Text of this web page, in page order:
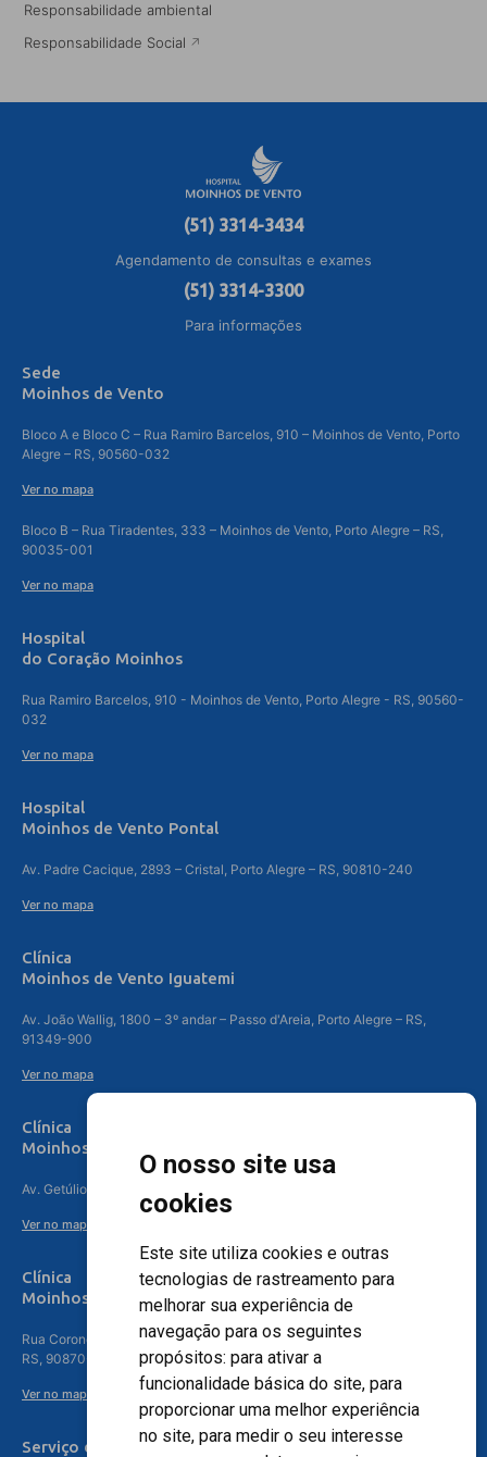
O nosso site usa
cookies
Este site utiliza cookies e outras
tecnologias de rastreamento para
melhorar sua experiência de
navegação para os seguintes
propósitos: para ativar a
funcionalidade básica do site, para
proporcionar uma melhor experiência
no site, para medir o seu interesse
Responsabilidade ambiental
Responsabilidade Social
(51) 3314-3434
Agendamento de consultas e exames
(51) 3314-3300
Para informações
Sede
Moinhos de Vento
Bloco A e Bloco C – Rua Ramiro Barcelos, 910 – Moinhos de Vento, Porto
Alegre – RS, 90560-032
Ver no mapa
Bloco B – Rua Tiradentes, 333 – Moinhos de Vento, Porto Alegre – RS,
90035-001
Ver no mapa
Hospital
do Coração Moinhos
Rua Ramiro Barcelos, 910 - Moinhos de Vento, Porto Alegre - RS, 90560-
032
Ver no mapa
Hospital
Moinhos de Vento Pontal
Av. Padre Cacique, 2893 – Cristal, Porto Alegre – RS, 90810-240
Ver no mapa
Clínica
Moinhos de Vento Iguatemi
Av. João Wallig, 1800 – 3º andar – Passo d'Areia, Porto Alegre – RS,
91349-900
Ver no mapa
Clínica
Moinhos de Vento Canoas
Av. Getúlio Vargas, 4841 – Centro, Canoas – RS, 92010-010
Ver no mapa
Clínica
Moinhos de Vento - Teresópolis
Rua Coronel Aparício Borges, 250 - 3º andar - Teresópolis, Porto Alegre -
RS, 90870-016
Ver no mapa
Serviço de